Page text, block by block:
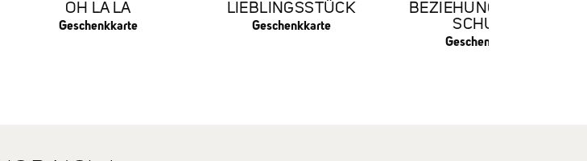
OH LA LA
Geschenkkarte
LIEBLINGSSTÜCK
Geschenkkarte
BEZIEHUNGSSTATUS:
SCHUHE
Geschenkkarte